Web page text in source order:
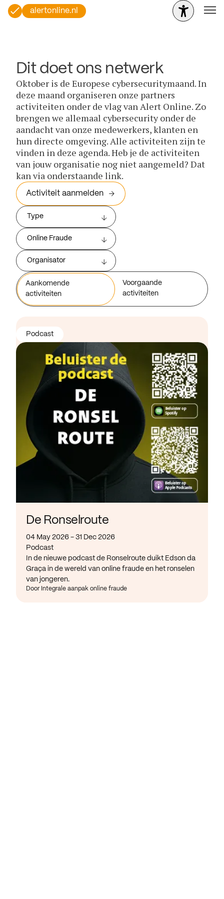
alertonline.nl
Dit doet ons netwerk
Oktober is de Europese cybersecuritymaand. In
deze maand organiseren onze partners
activiteiten onder de vlag van Alert Online. Zo
brengen we allemaal cybersecurity onder de
aandacht van onze medewerkers, klanten en
hun directe omgeving. Alle activiteiten zijn te
vinden in deze agenda. Heb je de activiteiten
van jouw organisatie nog niet aangemeld? Dat
kan via onderstaande link.
Activiteit aanmelden
Type
Online Fraude
Organisator
Aankomende
activiteiten
Voorgaande
activiteiten
De Ronselroute
04 May 2026 - 31 Dec 2026
Podcast
In de nieuwe podcast de Ronselroute duikt Edson da
Graça in de wereld van online fraude en het ronselen
van jongeren.
Door Integrale aanpak online fraude
Podcast